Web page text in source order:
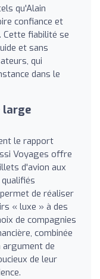
qu'Alain
confiance et
fiabilité se
et sans
qui
dans le
large
le rapport
Voyages offre
d'avion aux
de réaliser
« luxe » à des
de compagnies
combinée
de
de leur